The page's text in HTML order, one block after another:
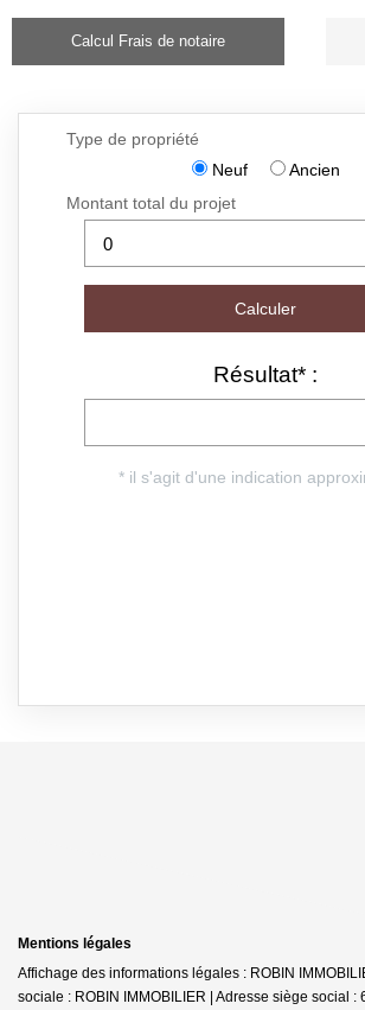
Calcul Frais de notaire
Mentions légales
Affichage des informations légales : ROBIN
sociale : ROBIN IMMOBILIER | Adresse siège social :